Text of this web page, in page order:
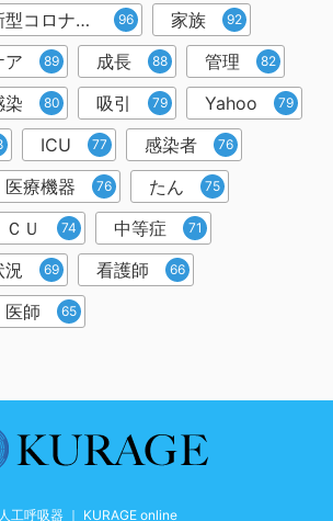
新型コロナウイルス 96 家族 92
ア 89 成長 88 管理 82
染 80 吸引 79 Yahoo 79
ICU 77 感染者 76
医療機器 76 たん 75
ＣＵ 74 中等症 71
況 69 看護師 66
医師 65
人工呼吸器 ｜ KURAGE online